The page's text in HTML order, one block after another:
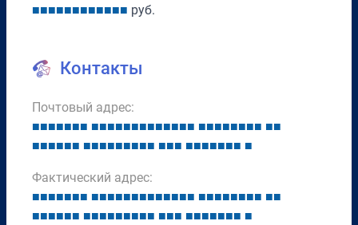
■■■■■■■■■■■■ руб.
Контакты
Почтовый адрес:
■■■■■■■ ■■■■■■■■■■■■■ ■■■■■■■■ ■■
■■■■■■ ■■■■■■■■■ ■■■ ■■■■■■■ ■
Фактический адрес:
■■■■■■■ ■■■■■■■■■■■■■ ■■■■■■■■ ■■
■■■■■■ ■■■■■■■■■ ■■■ ■■■■■■■ ■